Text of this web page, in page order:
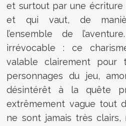
et surtout par une écriture
et qui vaut, de
l’ensemble de
irrévocable : ce
valable clairement pour
personnages du jeu,
désintérêt à la quête
extrêmement vague tout
ne sont jamais très clairs,